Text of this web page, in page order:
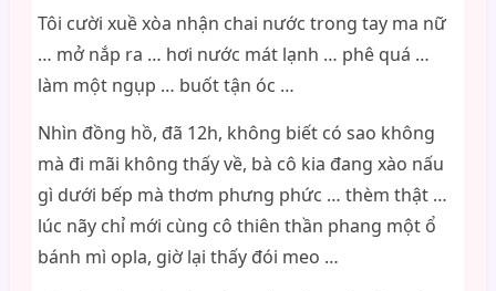
Tôi cười xuề xòa nhận chai nước trong tay ma nữ
… mở nắp ra … hơi nước mát lạnh … phê quá …
làm một ngụp … buốt tận óc …
Nhìn đồng hồ, đã 12h, không biết có sao không
mà đi mãi không thấy về, bà cô kia đang xào nấu
gì dưới bếp mà thơm phưng phức … thèm thật …
lúc nãy chỉ mới cùng cô thiên thần phang một ổ
bánh mì opla, giờ lại thấy đói meo …